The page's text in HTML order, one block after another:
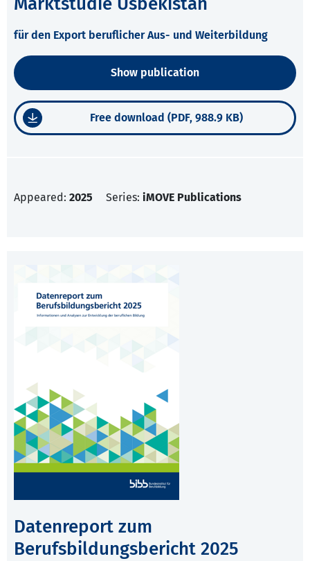
für den Export beruflicher Aus- und Weiterbildung
Show publication
Free download (PDF, 988.9 KB)
Appeared: 2025 Series: iMOVE Publications
Datenreport zum
Berufsbildungsbericht 2025